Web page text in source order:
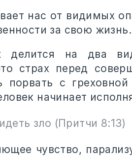
нас от видимых
за свою жизнь.
делится на два
страх перед
порвать с
начинает
зло (Притчи 8:13)
чувство,